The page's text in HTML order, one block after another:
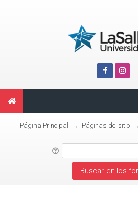
Página Principal → Páginas del sitio →